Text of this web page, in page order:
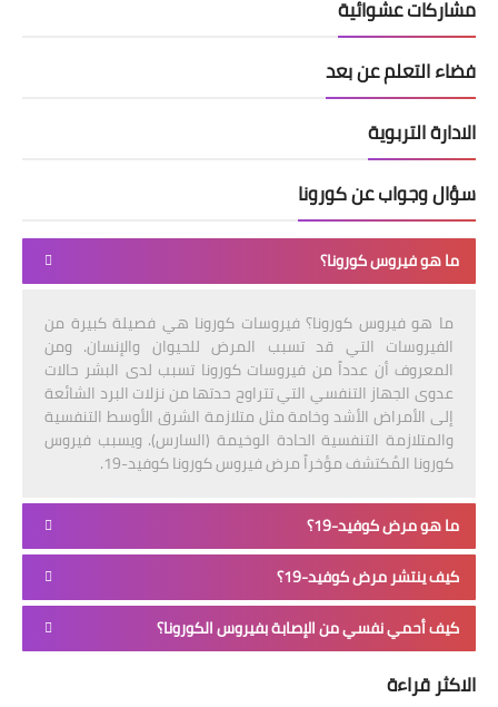
مشاركات عشوائية
فضاء التعلم عن بعد
الادارة التربوية
سؤال وجواب عن كورونا
ما هو فيروس كورونا؟
ما هو فيروس كورونا؟ فيروسات كورونا هي فصيلة كبيرة من
الفيروسات التي قد تسبب المرض للحيوان والإنسان. ومن
المعروف أن عدداً من فيروسات كورونا تسبب لدى البشر حالات
عدوى الجهاز التنفسي التي تتراوح حدتها من نزلات البرد الشائعة
إلى الأمراض الأشد وخامة مثل متلازمة الشرق الأوسط التنفسية
والمتلازمة التنفسية الحادة الوخيمة (السارس). ويسبب فيروس
كورونا المُكتشف مؤخراً مرض فيروس كورونا كوفيد-19.
ما هو مرض كوفيد-19؟
كيف ينتشر مرض كوفيد-19؟
كيف أحمي نفسي من الإصابة بفيروس الكورونا؟
الاكثر قراءة